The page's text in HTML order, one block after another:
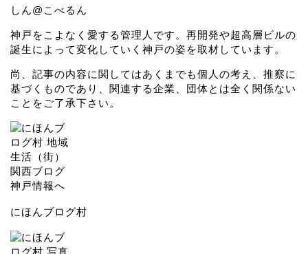
しん@こべるん
神戸をこよなく愛する管理人です。再開発や超高層ビルの
誕生によって変化していく神戸の姿を取材しています。
尚、記事の内容に関してはあくまでも個人の考え、推察に
基づくものであり、関連する企業、団体とは全く関係ない
ことをご了承下さい。
にほんブログ村